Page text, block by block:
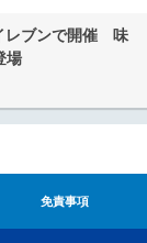
レブンで開催 味
場
免責事項